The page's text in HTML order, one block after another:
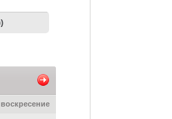
воскресение